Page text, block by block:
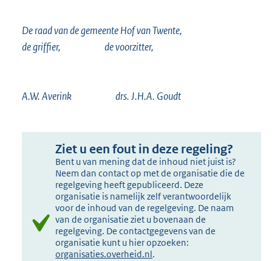
De raad van de gemeente Hof van Twente,
de griffier, de voorzitter,
A.W. Averink drs. J.H.A. Goudt
Ziet u een fout in deze regeling?
Bent u van mening dat de inhoud niet juist is?
Neem dan contact op met de organisatie die de
regelgeving heeft gepubliceerd. Deze
organisatie is namelijk zelf verantwoordelijk
voor de inhoud van de regelgeving. De naam
van de organisatie ziet u bovenaan de
regelgeving. De contactgegevens van de
organisatie kunt u hier opzoeken:
organisaties.overheid.nl.